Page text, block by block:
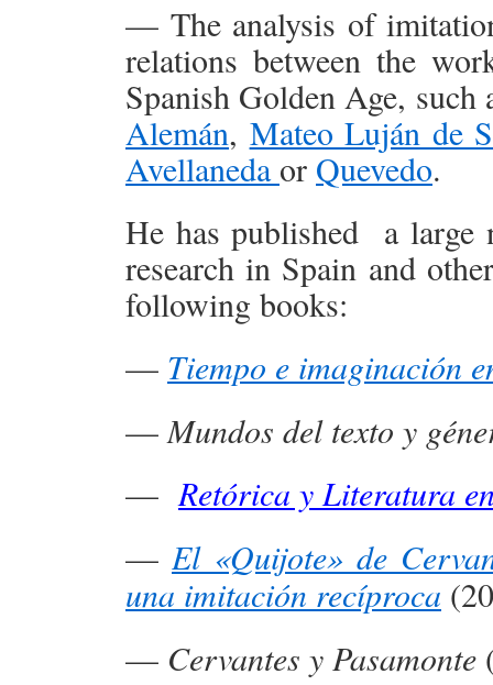
— The analysis of
relations between the
Spanish Golden Age, such
Alemán, Mateo Luján de
Avellaneda or Quevedo.
He has published a large
research in Spain and
following books:
— Tiempo e imaginación
—Mundos del texto y
—Retórica y Literatura
— El «Quijote» de
una imitación recíproca
— Cervantes y Pasamonte